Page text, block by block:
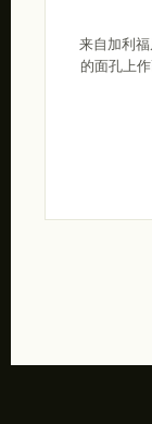
来自加利
的面孔上